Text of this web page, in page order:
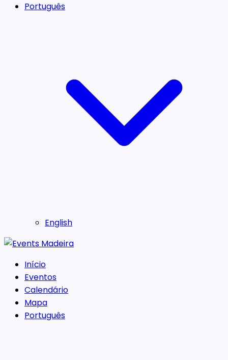
Português
English
Início
Eventos
Calendário
Mapa
Português